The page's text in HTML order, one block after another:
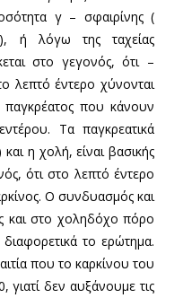
γ – σφαιρίνης (
ή λόγω της ταχείας
στο γεγονός, ότι –
λεπτό έντερο χύνονται
παγκρέατος που κάνουν
Τα παγκρεατικά
η χολή, είναι βασικής
ότι στο λεπτό έντερο
Ο συνδυασμός και
και στο χοληδόχο πόρο
το ερώτημα.
που το καρκίνου του
γιατί δεν αυξάνουμε τις